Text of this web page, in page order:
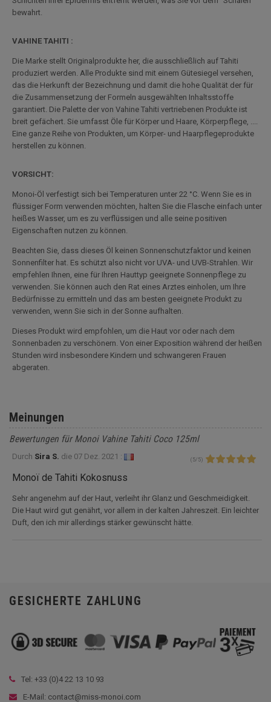
bewahrt.
VAHINE TAHITI :
Die Marke stellt Originalprodukte her, die ausschließlich auf Tahiti
produziert werden. Alle Produkte sind mit einem Gütesiegel versehen,
das die Herkunft der Bezeichnung und damit die hohe Qualität der für
die Zusammensetzung der Formeln ausgewählten Inhaltsstoffe
garantiert. Die Palette der von Vahine Tahiti vertriebenen Produkte ist
breit gefächert. Sie umfasst Öle für Körper und Haare, Körperpflege, ....
Eine ganze Reihe von Produkten, um Körper- und Haarpflegeprodukte
herstellen zu können.
VORSICHT:
Monoi-Öl verfestigt sich bei Temperaturen unter 22 °C. Wenn Sie es in
flüssiger Form verwenden möchten, halten Sie die Flasche einfach unter
heißes Wasser, um es zu verflüssigen und alle seine positiven
Eigenschaften nutzen zu können.
Beachten Sie, dass dieses Öl keinen Sonnenschutzfaktor und keinen
Sonnenfilter hat. Es schützt also nicht vor UVA- und UVB-Strahlen. Wir
empfehlen Ihnen, eine für Ihren Hauttyp geeignete Sonnenpflege zu
verwenden. Sie können auch den Rat eines Arztes einholen, um Ihre
Bedürfnisse zu ermitteln und das am besten geeignete Produkt zu
verwenden, wenn Sie sich in der Sonne aufhalten.
Dieses Produkt wird empfohlen, um die Haut vor oder nach dem
Sonnenbaden zu verschönern. Von einer Exposition während der heißen
Stunden wird insbesondere Kindern und schwangeren Frauen
abgeraten.
Meinungen
Bewertungen für Monoi Vahine Tahiti Coco 125ml
Durch Sira S. die 07 Dez. 2021 : ( 5/ 5)
Monoï de Tahiti Kokosnuss
Sehr angenehm auf der Haut, verleiht ihr Glanz und Geschmeidigkeit.
Die Haut wird gut genährt, vor allem in der kalten Jahreszeit. Ein leichter
Duft, den ich mir allerdings stärker gewünscht hätte.
GESICHERTE ZAHLUNG
Tel: +33 (0)4 22 13 10 93
E-Mail: contact@miss-monoi.com